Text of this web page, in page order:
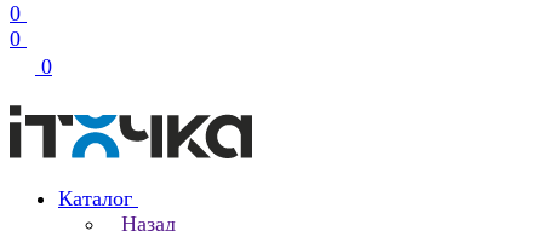
0
0
0
Каталог
Назад